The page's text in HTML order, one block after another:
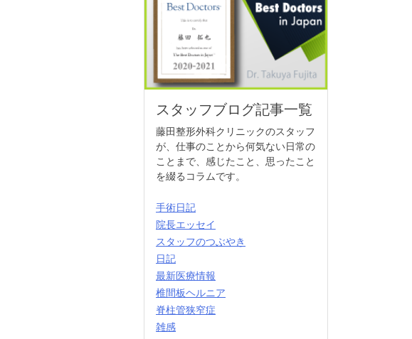
スタッフブログ記事一覧
藤田整形外科クリニックのスタッフ
が、仕事のことから何気ない日常の
ことまで、感じたこと、思ったこと
を綴るコラムです。
手術日記
院長エッセイ
スタッフのつぶやき
日記
最新医療情報
椎間板ヘルニア
脊柱管狭窄症
雑感